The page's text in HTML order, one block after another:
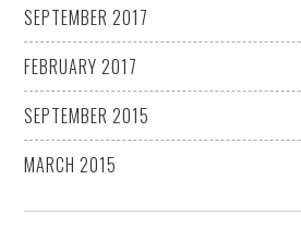
SEPTEMBER 2017
FEBRUARY 2017
SEPTEMBER 2015
MARCH 2015